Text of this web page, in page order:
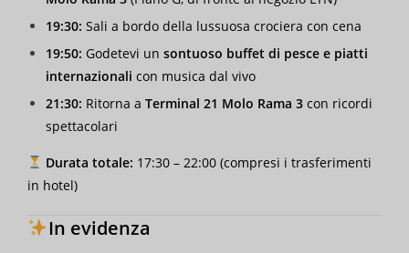
19:30: Sali a bordo della lussuosa crociera con cena
19:50: Godetevi un sontuoso buffet di pesce e piatti
internazionali con musica dal vivo
21:30: Ritorna a Terminal 21 Molo Rama 3 con ricordi
spettacolari
Durata totale: 17:30 – 22:00 (compresi i trasferimenti
in hotel)
In evidenza